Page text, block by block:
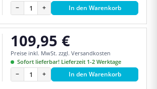
− + In den Warenkorb
Regulärer Preis:
109,95 €
Preise inkl. MwSt. zzgl. Versandkosten
Sofort lieferbar! Lieferzeit 1-2 Werktage
− + In den Warenkorb